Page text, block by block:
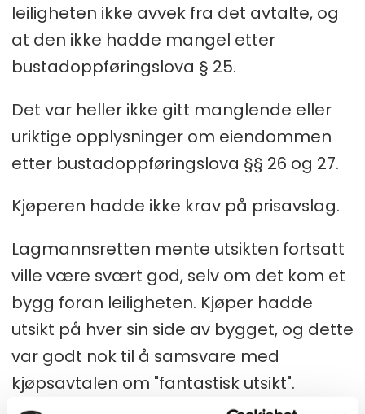
leiligheten ikke avvek fra det avtalte, og
at den ikke hadde mangel etter
bustadoppføringslova § 25.
Det var heller ikke gitt manglende eller
uriktige opplysninger om eiendommen
etter bustadoppføringslova §§ 26 og 27.
Kjøperen hadde ikke krav på prisavslag.
Lagmannsretten mente utsikten fortsatt
ville være svært god, selv om det kom et
bygg foran leiligheten. Kjøper hadde
utsikt på hver sin side av bygget, og dette
var godt nok til å samsvare med
kjøpsavtalen om "fantastisk utsikt".